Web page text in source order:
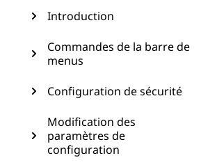
Introduction
Commandes de la barre de
menus
Configuration de sécurité
Modification des
paramètres de
configuration